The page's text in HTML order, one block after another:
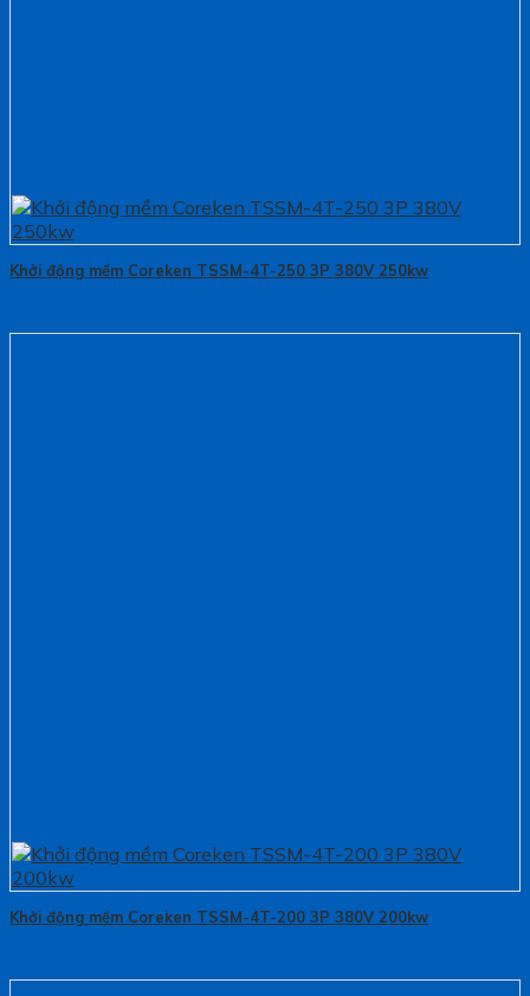
Khởi động mềm Coreken TSSM-4T-250 3P 380V 250kw
Khởi động mềm Coreken TSSM-4T-200 3P 380V 200kw